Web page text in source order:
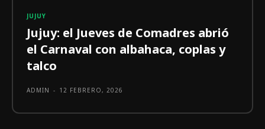
JUJUY
Jujuy: el Jueves de Comadres abrió
el Carnaval con albahaca, coplas y
talco
ADMIN - 12 FEBRERO, 2026